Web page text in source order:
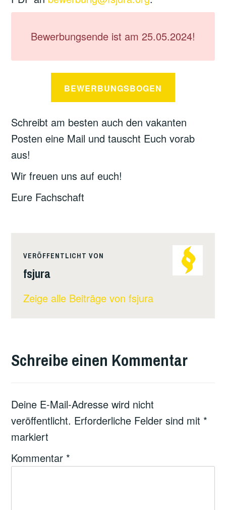
Bewerbungsende ist am 25.05.2024!
BEWERBUNGSBOGEN
Schreibt am besten auch den vakanten
Posten eine Mail und tauscht Euch vorab
aus!
Wir freuen uns auf euch!
Eure Fachschaft
VERÖFFENTLICHT VON
fsjura
Zeige alle Beiträge von fsjura
Schreibe einen Kommentar
Deine E-Mail-Adresse wird nicht
veröffentlicht. Erforderliche Felder sind mit *
markiert
Kommentar *